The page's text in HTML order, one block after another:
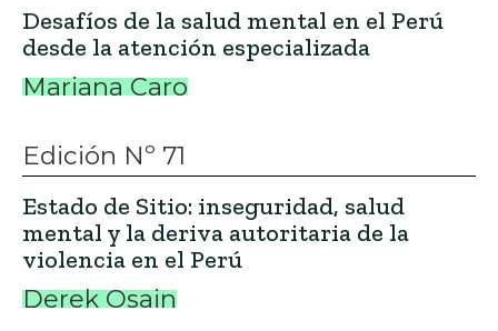
Desafíos de la salud mental en el Perú
desde la atención especializada
Mariana Caro
Edición Nº 71
Estado de Sitio: inseguridad, salud
mental y la deriva autoritaria de la
violencia en el Perú
Derek Osain